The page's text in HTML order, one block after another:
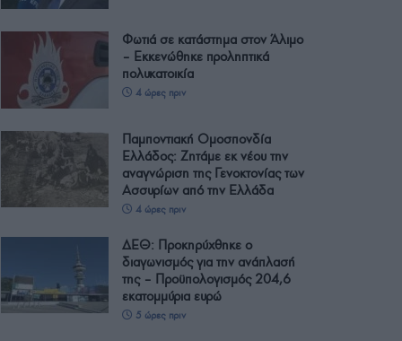
Φωτιά σε κατάστημα στον Άλιμο
– Εκκενώθηκε προληπτικά
πολυκατοικία
4 ώρες πριν
Παμποντιακή Ομοσπονδία
Ελλάδος: Ζητάμε εκ νέου την
αναγνώριση της Γενοκτονίας των
Ασσυρίων από την Ελλάδα
4 ώρες πριν
ΔΕΘ: Προκηρύχθηκε ο
διαγωνισμός για την ανάπλασή
της – Προϋπολογισμός 204,6
εκατομμύρια ευρώ
5 ώρες πριν